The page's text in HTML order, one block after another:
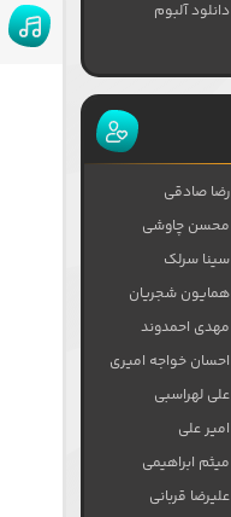
دانلود آلبوم
رضا صادقی
محسن چاوشی
سینا سرلک
همایون شجریان
مهدی احمدوند
احسان خواجه امیری
علی لهراسبی
امیر علی
میثم ابراهیمی
علیرضا قربانی